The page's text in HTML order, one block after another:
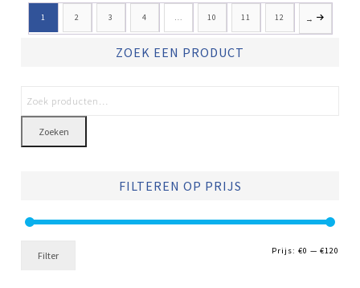
1 2 3 4 … 10 11 12 →
ZOEK EEN PRODUCT
Zoeken
FILTEREN OP PRIJS
Filter Prijs: €0 — €120